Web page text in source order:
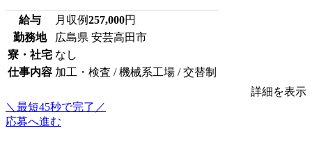
給与 月収例257,000円
勤務地
広島県 安芸高田市
寮・社宅 なし
仕事内容 加工・検査 / 機械系工場 / 交替制
詳細を表示
＼最短45秒で完了／
応募へ進む